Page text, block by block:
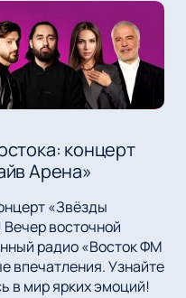
концерт
Арена»
«Звёзды
восточной
радио «Восток ФМ
впечатления. Узнайте
в мир ярких эмоций!